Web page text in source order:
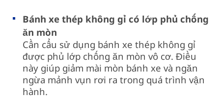
Bánh xe thép không gỉ có lớp phủ chống
ăn mòn
Cần cẩu sử dụng bánh xe thép không gỉ
được phủ lớp chống ăn mòn vô cơ. Điều
này giúp giảm mài mòn bánh xe và ngăn
ngừa mảnh vụn rơi ra trong quá trình vận
hành.